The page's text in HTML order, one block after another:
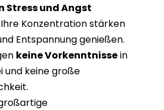
Stress und Angst
Ihre Konzentration stärken
Entspannung genießen.
keine Vorkenntnissein
und keine große